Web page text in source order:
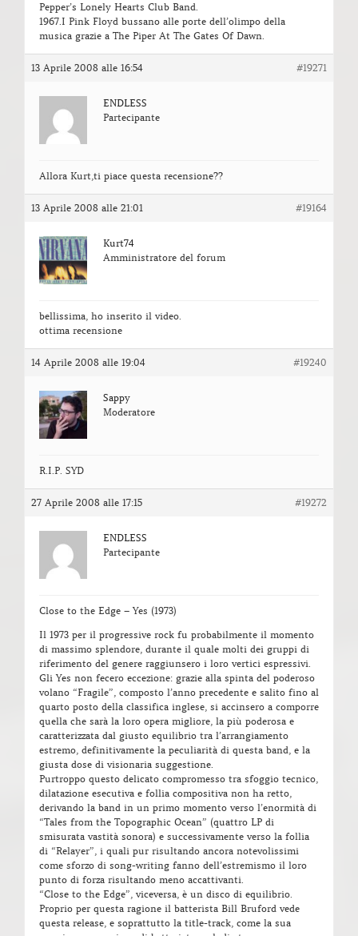
Pepper’s Lonely Hearts Club Band.
1967.I Pink Floyd bussano alle porte dell’olimpo della
musica grazie a The Piper At The Gates Of Dawn.
13 Aprile 2008 alle 16:54 #19271
ENDLESS
Partecipante
Allora Kurt,ti piace questa recensione??
13 Aprile 2008 alle 21:01 #19164
Kurt74
Amministratore del forum
bellissima, ho inserito il video.
ottima recensione
14 Aprile 2008 alle 19:04 #19240
Sappy
Moderatore
R.I.P. SYD
27 Aprile 2008 alle 17:15 #19272
ENDLESS
Partecipante
Close to the Edge – Yes (1973)
Il 1973 per il progressive rock fu probabilmente il momento
di massimo splendore, durante il quale molti dei gruppi di
riferimento del genere raggiunsero i loro vertici espressivi.
Gli Yes non fecero eccezione: grazie alla spinta del poderoso
volano “Fragile”, composto l’anno precedente e salito fino al
quarto posto della classifica inglese, si accinsero a comporre
quella che sarà la loro opera migliore, la più poderosa e
caratterizzata dal giusto equilibrio tra l’arrangiamento
estremo, definitivamente la peculiarità di questa band, e la
giusta dose di visionaria suggestione.
Purtroppo questo delicato compromesso tra sfoggio tecnico,
dilatazione esecutiva e follia compositiva non ha retto,
derivando la band in un primo momento verso l’enormità di
“Tales from the Topographic Ocean” (quattro LP di
smisurata vastità sonora) e successivamente verso la follia
di “Relayer”, i quali pur risultando ancora notevolissimi
come sforzo di song-writing fanno dell’estremismo il loro
punto di forza risultando meno accattivanti.
“Close to the Edge”, viceversa, è un disco di equilibrio.
Proprio per questa ragione il batterista Bill Bruford vede
questa release, e soprattutto la title-track, come la sua